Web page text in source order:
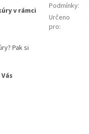
v rámci
Pak si
Podmínky:
Určeno
pro: